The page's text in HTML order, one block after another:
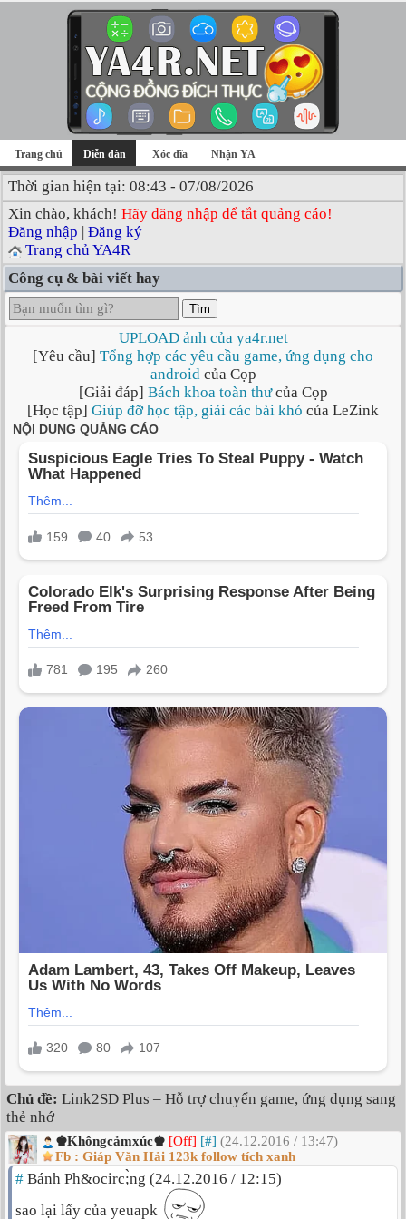
Trang chủ Diễn đàn Xóc đĩa Nhận YA
Thời gian hiện tại: 08:43 - 07/08/2026
Xin chào, khách! Hãy đăng nhập để tắt quảng cáo!
Đăng nhập | Đăng ký
Trang chủ YA4R
Công cụ & bài viết hay
Tìm
UPLOAD ảnh của ya4r.net
[Yêu cầu] Tổng hợp các yêu cầu game, ứng dụng cho
androidcủa Cọp
[Giải đáp] Bách khoa toàn thưcủa Cọp
[Học tập] Giúp đỡ học tập, giải các bài khó của LeZink
Chủ đề: Link2SD Plus – Hỗ trợ chuyển game, ứng dụng sang
thẻ nhớ
♚Khôngcảmxúc♚ [Off] [#] (24.12.2016 / 13:47)
Fb : Giáp Văn Hải 123k follow tích xanh
# Bánh Ph&ocirc;̀ng (24.12.2016 / 12:15)
sao lại lấy của yeuapk